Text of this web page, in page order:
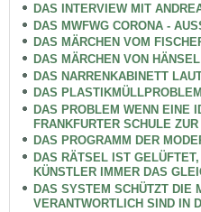
DAS INTERVIEW MIT
DAS MWFWG CORONA -
DAS MÄRCHEN VOM
DAS MÄRCHEN VON
DAS NARRENKABINETT
DAS PLASTIKMÜLLPROBLEM
DAS PROBLEM WENN EINE
FRANKFURTER SCHULE
DAS PROGRAMM DER
DAS RÄTSEL IST
KÜNSTLER IMMER DAS
DAS SYSTEM SCHÜTZT DIE
VERANTWORTLICH SIND IN